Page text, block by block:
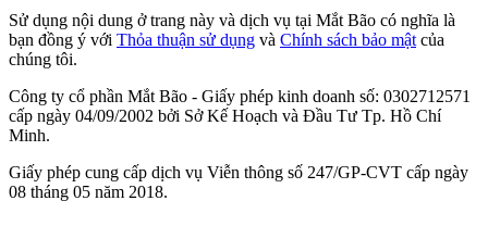
Sử dụng nội dung ở trang này và dịch vụ tại Mắt Bão có nghĩa là
bạn đồng ý với Thỏa thuận sử dụng và Chính sách bảo mật của
chúng tôi.
Công ty cổ phần Mắt Bão - Giấy phép kinh doanh số: 0302712571
cấp ngày 04/09/2002 bởi Sở Kế Hoạch và Đầu Tư Tp. Hồ Chí
Minh.
Giấy phép cung cấp dịch vụ Viễn thông số 247/GP-CVT cấp ngày
08 tháng 05 năm 2018.